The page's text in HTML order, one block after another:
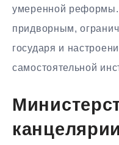
умеренной реформы.
придворным,
государя и
самостоятельной